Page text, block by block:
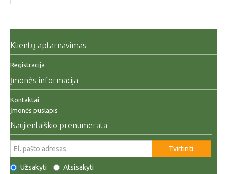
Klientų aptarnavimas
Registracija
Įmonės informacija
Kontaktai
Įmonės puslapis
Naujienlaiškio prenumerata
Tvirtinti
Užsakyti Atsisakyti